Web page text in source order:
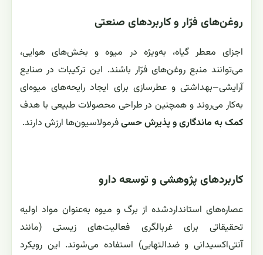
روغن‌های فرّار و کاربردهای صنعتی
اجزای معطر گیاه، به‌ویژه در میوه و بخش‌های هوایی،
می‌توانند منبع روغن‌های فرّار باشند. این ترکیبات در صنایع
آرایشی–بهداشتی و عطرسازی برای ایجاد رایحه‌های میوه‌ای
به‌کار می‌روند و همچنین در طراحی محصولات طبیعی با هدف
کمک به ماندگاری و پذیرش حسیفرمولاسیون‌ها ارزش دارند.
کاربردهای پژوهشی و توسعه دارو
عصاره‌های استانداردشده از برگ و میوه به‌عنوان مواد اولیه
تحقیقاتی برای غربالگری فعالیت‌های زیستی (مانند
آنتی‌اکسیدانی و ضدالتهابی) استفاده می‌شوند. این رویکرد